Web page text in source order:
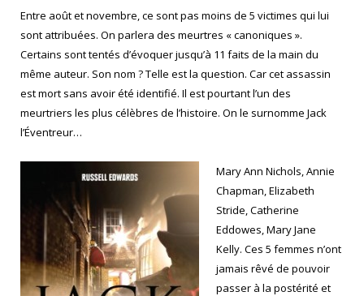
Entre août et novembre, ce sont pas moins de 5 victimes qui lui
sont attribuées. On parlera des meurtres « canoniques ».
Certains sont tentés d’évoquer jusqu’à 11 faits de la main du
même auteur. Son nom ? Telle est la question. Car cet assassin
est mort sans avoir été identifié. Il est pourtant l’un des
meurtriers les plus célèbres de l’histoire. On le surnomme Jack
l’Éventreur…
Mary Ann Nichols, Annie
Chapman, Elizabeth
Stride, Catherine
Eddowes, Mary Jane
Kelly. Ces 5 femmes n’ont
jamais rêvé de pouvoir
passer à la postérité et